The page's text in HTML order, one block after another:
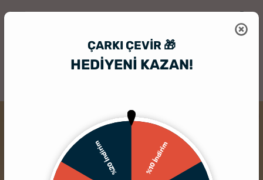
ÇARKI ÇEVIR 🎁
HEDİYENİ KAZAN!
%10 İndirim
%20 İndirim